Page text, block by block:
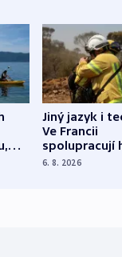
Jiný jazyk i
Ve Francii
spolupracují
různých zemí
6. 8. 2026